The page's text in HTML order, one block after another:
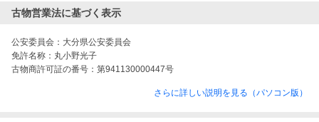
古物営業法に基づく表示
公安委員会： 大分県公安委員会
免許名称： 丸小野光子
古物商許可証の番号： 第941130000447号
さらに詳しい説明を見る（パソコン版）